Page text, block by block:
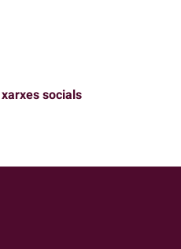
socials